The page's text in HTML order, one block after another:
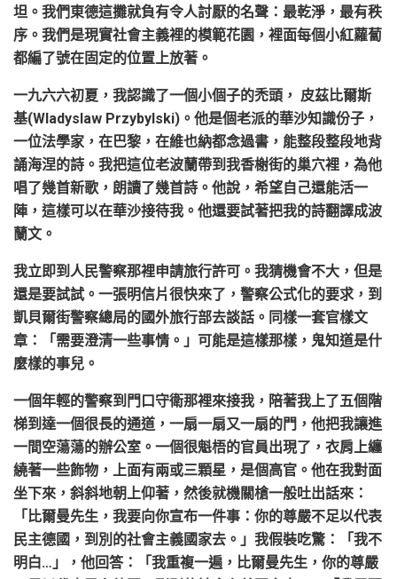
坦。我們東德這攤就負有令人討厭的名聲：最乾淨，最有秩
序。我們是現實社會主義裡的模範花園，裡面每個小紅蘿蔔
都編了號在固定的位置上放著。
一九六六初夏，我認識了一個小個子的禿頭， 皮茲比爾斯
基(Wladyslaw Przybylski)。他是個老派的華沙知識份子，
一位法學家，在巴黎，在維也納都念過書，能整段整段地背
誦海涅的詩。我把這位老波蘭帶到我香榭街的巢穴裡，為他
唱了幾首新歌，朗讀了幾首詩。他說，希望自己還能活一
陣，這樣可以在華沙接待我。他還要試著把我的詩翻譯成波
蘭文。
我立即到人民警察那裡申請旅行許可。我猜機會不大，但是
還是要試試。一張明信片很快來了，警察公式化的要求，到
凱貝爾街警察總局的國外旅行部去談話。同樣一套官樣文
章：「需要澄清一些事情。」可能是這樣那樣，鬼知道是什
麼樣的事兒。
一個年輕的警察到門口守衛那裡來接我，陪著我上了五個階
梯到達一個很長的通道，一扇一扇又一扇的門，他把我讓進
一間空蕩蕩的辦公室。一個很魁梧的官員出現了，衣肩上纏
繞著一些飾物，上面有兩或三顆星，是個高官。他在我對面
坐下來，斜斜地朝上仰著，然後就機關槍一般吐出話來：
「比爾曼先生，我要向你宣布一件事：你的尊嚴不足以代表
民主德國，到別的社會主義國家去。」我假裝吃驚：「我不
明白…」，他回答：「我重複一遍，比爾曼先生，你的尊嚴